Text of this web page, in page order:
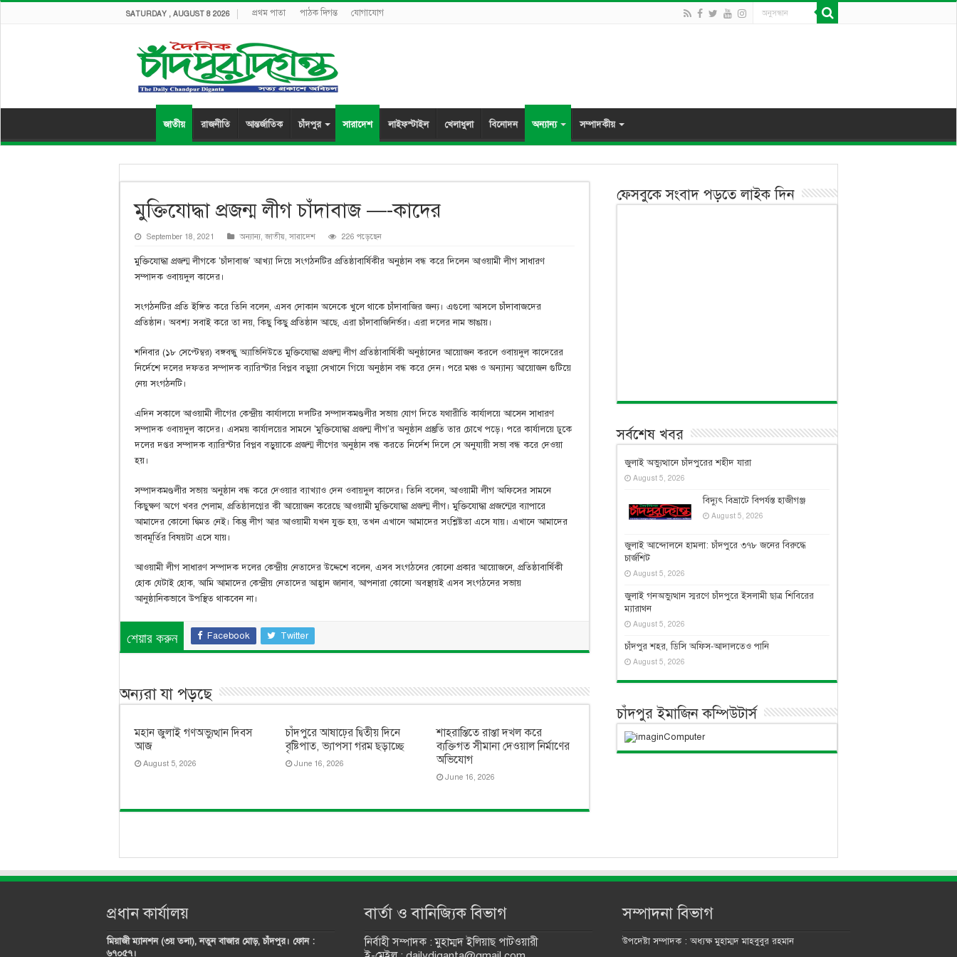
SATURDAY , AUGUST 8 2026 প্রথম পাতা পাঠক দিগন্ত যোগাযোগ
জাতীয় রাজনীতি আন্তর্জাতিক চাঁদপুর সারাদেশ লাইফস্টাইল খেলাধুলা বিনোদন অন্যান্য সম্পাদকীয়
মুক্তিযোদ্ধা প্রজন্ম লীগ চাঁদাবাজ —-কাদের
September 18, 2021 অন্যান্য ,জাতীয় সারাদেশ 226 পড়েছেন
মুক্তিযোদ্ধা প্রজন্ম লীগকে ‘চাঁদাবাজ’ আখ্যা দিয়ে সংগঠনটির প্রতিষ্ঠাবার্ষিকীর অনুষ্ঠান বন্ধ করে দিলেন আওয়ামী লীগ সাধারণ
সম্পাদক ওবায়দুল কাদের।
সংগঠনটির প্রতি ইঙ্গিত করে তিনি বলেন, এসব দোকান অনেকে খুলে থাকে চাঁদাবাজির জন্য। এগুলো আসলে চাঁদাবাজদের
প্রতিষ্ঠান। অবশ্য সবাই করে তা নয়, কিছু কিছু প্রতিষ্ঠান আছে, এরা চাঁদাবাজিনির্ভর। এরা দলের নাম ভাঙায়।
শনিবার (১৮ সেপ্টেম্বর) বঙ্গবন্ধু অ্যাভিনিউতে মুক্তিযোদ্ধা প্রজন্ম লীগ প্রতিষ্ঠাবার্ষিকী অনুষ্ঠানের আয়োজন করলে ওবায়দুল কাদেরের
নির্দেশে দলের দফতর সম্পাদক ব্যারিস্টার বিপ্লব বড়ুয়া সেখানে গিয়ে অনুষ্ঠান বন্ধ করে দেন। পরে মঞ্চ ও অন্যান্য আয়োজন গুটিয়ে
নেয় সংগঠনটি।
এদিন সকালে আওয়ামী লীগের কেন্দ্রীয় কার্যালয়ে দলটির সম্পাদকমণ্ডলীর সভায় যোগ দিতে যথারীতি কার্যালয়ে আসেন সাধারণ
সম্পাদক ওবায়দুল কাদের। এসময় কার্যালয়ের সামনে ‘মুক্তিযোদ্ধা প্রজন্ম লীগ’র অনুষ্ঠান প্রস্তুতি তার চোখে পড়ে। পরে কার্যালয়ে ঢুকে
দলের দপ্তর সম্পাদক ব্যারিস্টার বিপ্লব বড়ুয়াকে প্রজন্ম লীগের অনুষ্ঠান বন্ধ করতে নির্দেশ দিলে সে অনুযায়ী সভা বন্ধ করে দেওয়া
হয়।
সম্পাদকমণ্ডলীর সভায় অনুষ্ঠান বন্ধ করে দেওয়ার ব্যাখ্যাও দেন ওবায়দুল কাদের। তিনি বলেন, আওয়ামী লীগ অফিসের সামনে
কিছুক্ষণ অগে খবর পেলাম, প্রতিষ্ঠালগ্নের কী আয়োজন করেছে আওয়ামী মুক্তিযোদ্ধা প্রজন্ম লীগ। মুক্তিযোদ্ধা প্রজন্মের ব্যাপারে
আমাদের কোনো দ্বিমত নেই। কিন্তু লীগ আর আওয়ামী যখন যুক্ত হয়, তখন এখানে আমাদের সংশ্লিষ্টতা এসে যায়। এখানে আমাদের
ভাবমূর্তির বিষয়টা এসে যায়।
আওয়ামী লীগ সাধারণ সম্পাদক দলের কেন্দ্রীয় নেতাদের উদ্দেশে বলেন, এসব সংগঠনের কোনো প্রকার আয়োজনে, প্রতিষ্ঠাবার্ষিকী
হোক যেটাই হোক, আমি আমাদের কেন্দ্রীয় নেতাদের আহ্বান জানাব, আপনারা কোনো অবস্থায়ই এসব সংগঠনের সভায়
আনুষ্ঠানিকভাবে উপস্থিত থাকবেন না।
শেয়ার করুন Facebook Twitter
অন্যরা যা পড়ছে
মহান জুলাই গণঅভ্যুত্থান দিবস
আজ
August 5, 2026
চাঁদপুরে আষাঢ়ের দ্বিতীয় দিনে
বৃষ্টিপাত, ভ্যাপসা গরম ছড়াচ্ছে
June 16, 2026
শাহরাস্তিতে রাস্তা দখল করে
ব্যক্তিগত সীমানা দেওয়াল নির্মাণের
অভিযোগ
June 16, 2026
ফেসবুকে সংবাদ পড়তে লাইক দিন
সর্বশেষ খবর
জুলাই অভ্যুত্থানে চাঁদপুরের শহীদ যারা
August 5, 2026
বিদ্যুৎ বিভ্রাটে বিপর্যস্ত হাজীগঞ্জ
August 5, 2026
জুলাই আন্দোলনে হামলা: চাঁদপুরে ৩৭৮ জনের বিরুদ্ধে
চার্জশিট
August 5, 2026
জুলাই গনঅভ্যুত্থান স্মরণে চাঁদপুরে ইসলামী ছাত্র শিবিরের
ম্যারাথন
August 5, 2026
চাঁদপুর শহর, ডিসি অফিস-আদালতেও পানি
August 5, 2026
চাঁদপুর ইমাজিন কম্পিউটার্স
প্রধান কার্যালয়
মিয়াজী ম্যানশন (৩য় তলা), নতুন বাজার মোড়, চাঁদপুর। ফোন :
৬৭০৫৭।
বার্তা ও বানিজ্যিক বিভাগ
নির্বাহী সম্পাদক : মুহাম্মদ ইলিয়াছ পাটওয়ারী
সম্পাদনা বিভাগ
উপদেষ্টা সম্পাদক : অধ্যক্ষ মুহাম্মদ মাহবুবুর রহমান